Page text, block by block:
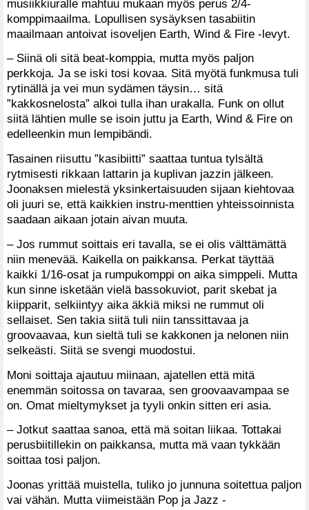
musiikkiuralle mahtuu mukaan myös perus 2/4-
komppimaailma. Lopullisen sysäyksen tasabiitin
maailmaan antoivat isoveljen Earth, Wind & Fire -levyt.
– Siinä oli sitä beat-komppia, mutta myös paljon
perkkoja. Ja se iski tosi kovaa. Sitä myötä funkmusa tuli
rytinällä ja vei mun sydämen täysin… sitä
”kakkosnelosta” alkoi tulla ihan urakalla. Funk on ollut
siitä lähtien mulle se isoin juttu ja Earth, Wind & Fire on
edelleenkin mun lempibändi.
Tasainen riisuttu ”kasibiitti” saattaa tuntua tylsältä
rytmisesti rikkaan lattarin ja kuplivan jazzin jälkeen.
Joonaksen mielestä yksinkertaisuuden sijaan kiehtovaa
oli juuri se, että kaikkien instru-menttien yhteissoinnista
saadaan aikaan jotain aivan muuta.
– Jos rummut soittais eri tavalla, se ei olis välttämättä
niin menevää. Kaikella on paikkansa. Perkat täyttää
kaikki 1/16-osat ja rumpukomppi on aika simppeli. Mutta
kun sinne isketään vielä bassokuviot, parit skebat ja
kiipparit, selkiintyy aika äkkiä miksi ne rummut oli
sellaiset. Sen takia siitä tuli niin tanssittavaa ja
groovaavaa, kun sieltä tuli se kakkonen ja nelonen niin
selkeästi. Siitä se svengi muodostui.
Moni soittaja ajautuu miinaan, ajatellen että mitä
enemmän soitossa on tavaraa, sen groovaavampaa se
on. Omat mieltymykset ja tyyli onkin sitten eri asia.
– Jotkut saattaa sanoa, että mä soitan liikaa. Tottakai
perusbiitillekin on paikkansa, mutta mä vaan tykkään
soittaa tosi paljon.
Joonas yrittää muistella, tuliko jo junnuna soitettua paljon
vai vähän. Mutta viimeistään Pop ja Jazz -